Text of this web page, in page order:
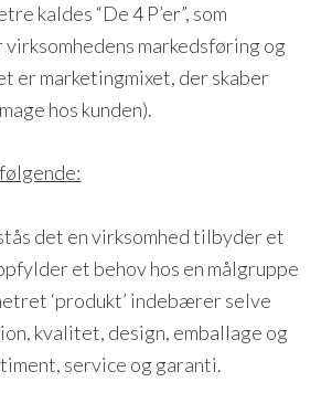
kaldes “De 4 P’er”, som
markedsføring og
er marketingmixet, der skaber
hos kunden).
det en virksomhed tilbyder et
et behov hos en målgruppe
‘produkt’ indebærer selve
kvalitet, design, emballage og
service og garanti.